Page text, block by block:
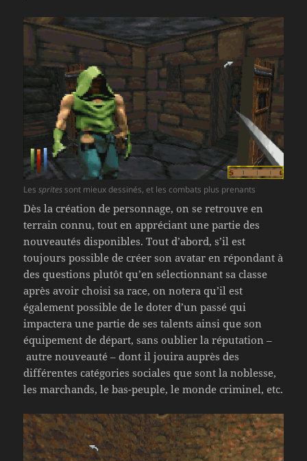
Lessprites sont mieux dessinés, et les combats plus prenants
Dès la création de personnage, on se retrouve en
terrain connu, tout en appréciant une partie des
nouveautés disponibles. Tout d’abord, s’il est
toujours possible de créer son avatar en répondant à
des questions plutôt qu’en sélectionnant sa classe
après avoir choisi sa race, on notera qu’il est
également possible de le doter d’un passé qui
impactera une partie de ses talents ainsi que son
équipement de départ, sans oublier la réputation –
autre nouveauté – dont il jouira auprès des
différentes catégories sociales que sont la noblesse,
les marchands, le bas-peuple, le monde criminel, etc.